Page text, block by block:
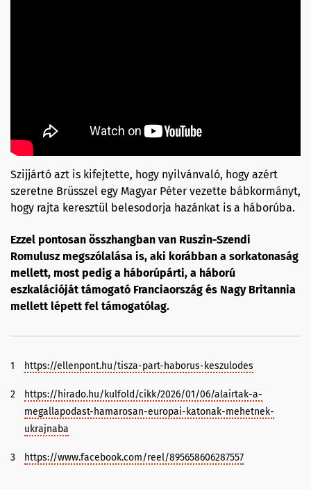
Szijjártó azt is kifejtette, hogy nyilvánvaló, hogy azért
szeretne Brüsszel egy Magyar Péter vezette bábkormányt,
hogy rajta keresztül belesodorja hazánkat is a háborúba.
Ezzel pontosan összhangban van Ruszin-Szendi
Romulusz megszólalása is, aki korábban a sorkatonaság
mellett, most pedig a háborúpárti, a háború
eszkalációját támogató Franciaország és Nagy Britannia
mellett lépett fel támogatólag.
1 https://ellenpont.hu/tisza-part-haborus-keszulodes
2
https://hirado.hu/kulfold/cikk/2026/01/06/alairtak-a-
megallapodast-hamarosan-europai-katonak-mehetnek-
ukrajnaba
3 https://www.facebook.com/reel/895658606287557